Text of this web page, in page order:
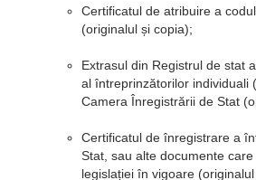
Certificatul de atribuire a
(originalul și copia);
Extrasul din Registrul de stat
al întreprinzătorilor individuali
Camera Înregistrării de Stat
Certificatul de înregistrare a
Stat, sau alte documente
legislației în vigoare